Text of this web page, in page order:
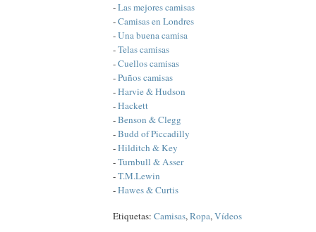
-Las mejores camisas
-Camisas en Londres
-Una buena camisa
-Telas camisas
-Cuellos camisas
-Puños camisas
-Harvie & Hudson
-Hackett
-Benson & Clegg
-Budd of Piccadilly
-Hilditch & Key
-Turnbull & Asser
-T.M.Lewin
-Hawes & Curtis
Etiquetas: Camisas,Ropa,Vídeos